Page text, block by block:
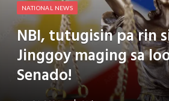
NATIONAL NEWS
NBI, tutugisin pa rin
Jinggoy maging sa
Senado!